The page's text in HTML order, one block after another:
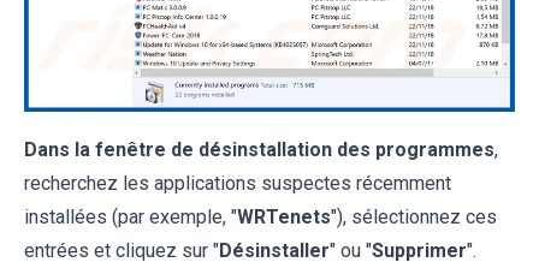
Dans la fenêtre de désinstallation des programmes,
recherchez les applications suspectes récemment
installées (par exemple, "WRTenets"), sélectionnez ces
entrées et cliquez sur "Désinstaller" ou "Supprimer".